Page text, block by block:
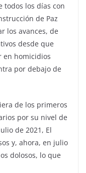
todos los días con
de Paz
los avances, de
desde que
en homicidios
por debajo de
de los primeros
por su nivel de
de 2021, El
y, ahora, en julio
dolosos, lo que